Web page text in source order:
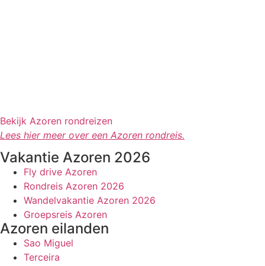
Bekijk Azoren rondreizen
Lees hier meer over een Azoren rondreis.
Vakantie Azoren 2026
Fly drive Azoren
Rondreis Azoren 2026
Wandelvakantie Azoren 2026
Groepsreis Azoren
Azoren eilanden
Sao Miguel
Terceira